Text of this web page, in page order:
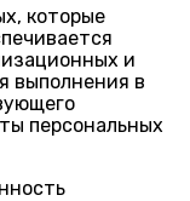
которые
и
выполнения в
персональных